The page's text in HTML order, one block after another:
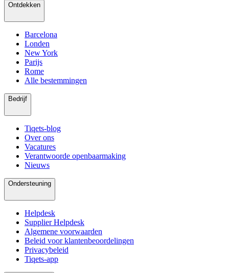
Ontdekken
Barcelona
Londen
New York
Parijs
Rome
Alle bestemmingen
Bedrijf
Tiqets-blog
Over ons
Vacatures
Verantwoorde openbaarmaking
Nieuws
Ondersteuning
Helpdesk
Supplier Helpdesk
Algemene voorwaarden
Beleid voor klantenbeoordelingen
Privacybeleid
Tiqets-app